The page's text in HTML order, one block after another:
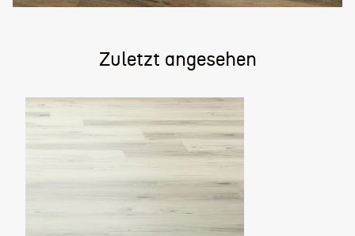
Zuletzt angesehen